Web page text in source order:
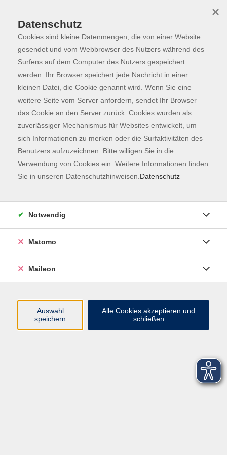
Skip to main content
Programm
Der Kurs konnte nicht gefunden werden.
Kontaktformular
Impressum
AGB
Datenschutzerklärung
Datenschutz
Cookies sind kleine Datenmengen, die von einer Website
gesendet und vom Webbrowser des Nutzers während des
Surfens auf dem Computer des Nutzers gespeichert
werden. Ihr Browser speichert jede Nachricht in einer
kleinen Datei, die Cookie genannt wird. Wenn Sie eine
weitere Seite vom Server anfordern, sendet Ihr Browser
das Cookie an den Server zurück. Cookies wurden als
zuverlässiger Mechanismus für Websites entwickelt, um
sich Informationen zu merken oder die Surfaktivitäten des
Benutzers aufzuzeichnen. Bitte willigen Sie in die
Verwendung von Cookies ein. Weitere Informationen finden
Sie in unseren Datenschutzhinweisen. Datenschutz
×
Notwendig
Matomo
Maileon
Auswahl
speichern
Alle Cookies akzeptieren und
schließen